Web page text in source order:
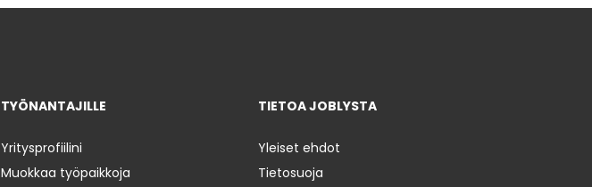
TYÖNANTAJILLE
Yritysprofiilini
Muokkaa työpaikkoja
TIETOA JOBLYSTA
Yleiset ehdot
Tietosuoja